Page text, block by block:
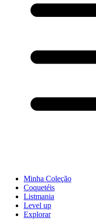
Minha Coleção
Coquetéis
Listmania
Level up
Explorar